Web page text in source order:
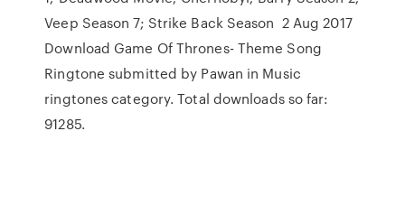
Veep Season 7; Strike Back Season 2 Aug 2017
Download Game Of Thrones- Theme Song
Ringtone submitted by Pawan in Music
ringtones category. Total downloads so far:
91285.